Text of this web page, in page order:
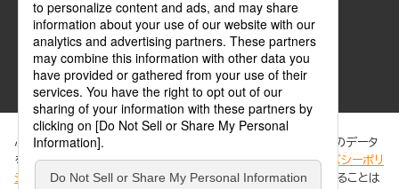
ABJマークは、この電子書店・電子書籍配信サービスが、著作権者からコンテンツ使用許諾を
ぶんか社が運営するサイトでは、利便性向上のためにCookie等のデータ
を使用しています。 当社のCookieについての詳細は、「プライバシーポリ
シー
」をご覧ください。当サイトでは、訪問者の個人情報を追跡することは